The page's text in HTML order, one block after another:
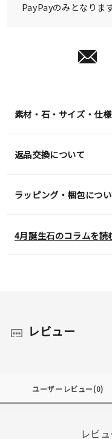
PayPayのみとなります
素材・石・サイズ・仕様
返品交換について
ラッピング・梱包につ
4月誕生石のコラムを読
レビュー
ユーザーレビュー(0)
レビ